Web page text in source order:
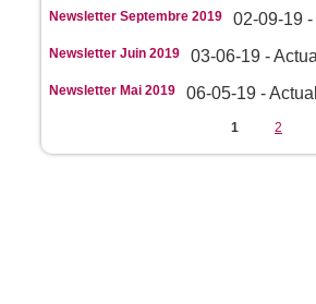
Newsletter Septembre 2019 02-09-19
Newsletter Juin 2019 03-06-19 -
Newsletter Mai 2019
06-05-19 -
1 2